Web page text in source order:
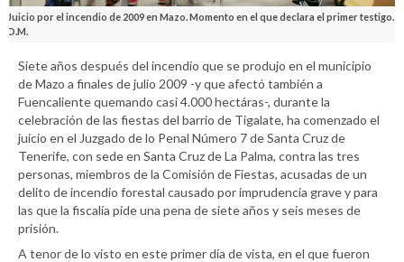
Juicio por el incendio de 2009 en Mazo. Momento en el que declara el primer testigo.
D.M.
Siete años después del incendio que se produjo en el municipio
de Mazo a finales de julio 2009 -y que afectó también a
Fuencaliente quemando casi 4.000 hectáras-, durante la
celebración de las fiestas del barrio de Tigalate, ha comenzado el
juicio en el Juzgado de lo Penal Número 7 de Santa Cruz de
Tenerife, con sede en Santa Cruz de La Palma, contra las tres
personas, miembros de la Comisión de Fiestas, acusadas de un
delito de incendio forestal causado por imprudencia grave y para
las que la fiscalía pide una pena de siete años y seis meses de
prisión.
A tenor de lo visto en este primer día de vista, en el que fueron